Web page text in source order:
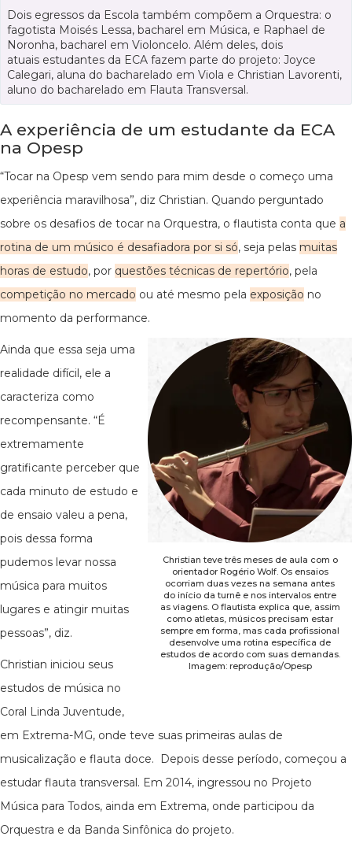
Dois egressos da Escola também compõem a Orquestra: o
fagotista Moisés Lessa, bacharel em Música, e Raphael de
Noronha, bacharel em Violoncelo. Além deles, dois
atuais estudantes da ECA fazem parte do projeto: Joyce
Calegari, aluna do bacharelado em Viola e Christian Lavorenti,
aluno do bacharelado em Flauta Transversal.
A experiência de um estudante da ECA
na Opesp
“Tocar na Opesp vem sendo para mim desde o começo uma
experiência maravilhosa”, diz Christian. Quando perguntado
sobre os desafios de tocar na Orquestra, o flautista conta que a
rotina de um músico é desafiadora por si só, seja pelas muitas
horas de estudo, por questões técnicas de repertório, pela
competição no mercado ou até mesmo pela exposição no
momento da performance.
Christian teve três meses de aula com o
orientador Rogério Wolf. Os ensaios
ocorriam duas vezes na semana antes
do início da turnê e nos intervalos entre
as viagens. O flautista explica que, assim
como atletas, músicos precisam estar
sempre em forma, mas cada profissional
desenvolve uma rotina específica de
estudos de acordo com suas demandas.
Imagem: reprodução/Opesp
Ainda que essa seja uma
realidade difícil, ele a
caracteriza como
recompensante. “É
extremamente
gratificante perceber que
cada minuto de estudo e
de ensaio valeu a pena,
pois dessa forma
pudemos levar nossa
música para muitos
lugares e atingir muitas
pessoas”, diz.
Christian iniciou seus
estudos de música no
Coral Linda Juventude,
em Extrema-MG, onde teve suas primeiras aulas de
musicalização e flauta doce. Depois desse período, começou a
estudar flauta transversal. Em 2014, ingressou no Projeto
Música para Todos, ainda em Extrema, onde participou da
Orquestra e da Banda Sinfônica do projeto.